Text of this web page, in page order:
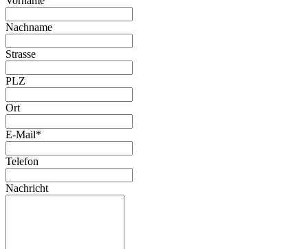
Nachname
Strasse
PLZ
Ort
E-Mail*
Telefon
Nachricht